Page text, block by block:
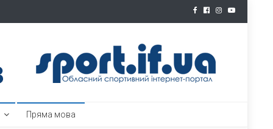
Пряма мова